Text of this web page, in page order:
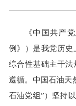
《中国共产
例》）是我党历史
综合性基础主干
遵循。中国石油天
石油党组”）坚持